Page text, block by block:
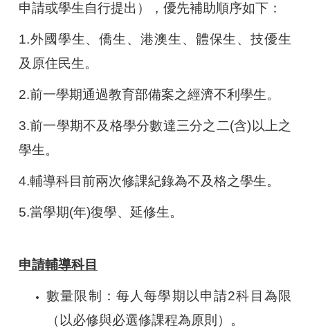
申請或學生自行提出），優先補助順序如下：
1.外國學生、僑生、港澳生、體保生、技優生
及原住民生。
2.前一學期通過教育部備案之經濟不利學生。
3.前一學期不及格學分數達三分之二(含)以上之
學生。
4.輔導科目前兩次修課紀錄為不及格之學生。
5.當學期(年)復學、延修生。
申請輔導科目
數量限制：每人每學期以申請2科目為限
（以必修與必選修課程為原則）。